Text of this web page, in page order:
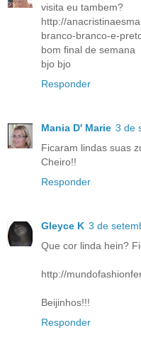
visita eu tambem?
http://
branco-branco-e-
bom final de semana
bjo bjo
Responder
Mania D' Marie 3 de
Ficaram lindas suas
Cheiro!!
Responder
Gleyce K 3 de
Que cor linda hein?
http://
Beijinhos!!!
Responder